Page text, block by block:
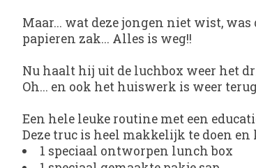
Maar... wat deze jongen niet wist,
papieren zak... Alles is weg!!
Nu haalt hij uit de luchbox weer het
Oh... en ook het huiswerk is weer
Een hele leuke routine met een
Deze truc is heel makkelijk te doen
1 speciaal ontworpen lunch box